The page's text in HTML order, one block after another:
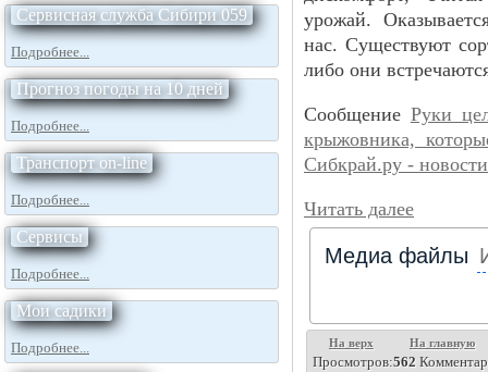
Сервисная служба Сибири 059
Подробнее...
Прогноз погоды на 10 дней
Подробнее...
Транспорт on-line
Подробнее...
Сервисы
Подробнее...
Мои садики
Подробнее...
урожай.
нас. Существуют
либо они
Сообщение Руки
крыжовника,
Сибкрай.ру -
Читать далее
Медиа файлы
На верх На главную
Просмотров:562